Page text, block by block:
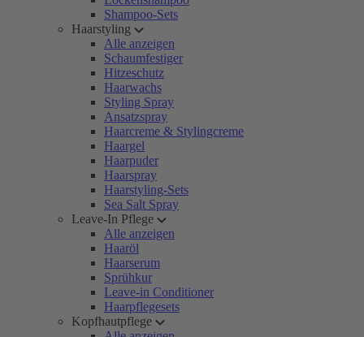
Shampoo-Sets
Haarstyling
Alle anzeigen
Schaumfestiger
Hitzeschutz
Haarwachs
Styling Spray
Ansatzspray
Haarcreme & Stylingcreme
Haargel
Haarpuder
Haarspray
Haarstyling-Sets
Sea Salt Spray
Leave-In Pflege
Alle anzeigen
Haaröl
Haarserum
Sprühkur
Leave-in Conditioner
Haarpflegesets
Kopfhautpflege